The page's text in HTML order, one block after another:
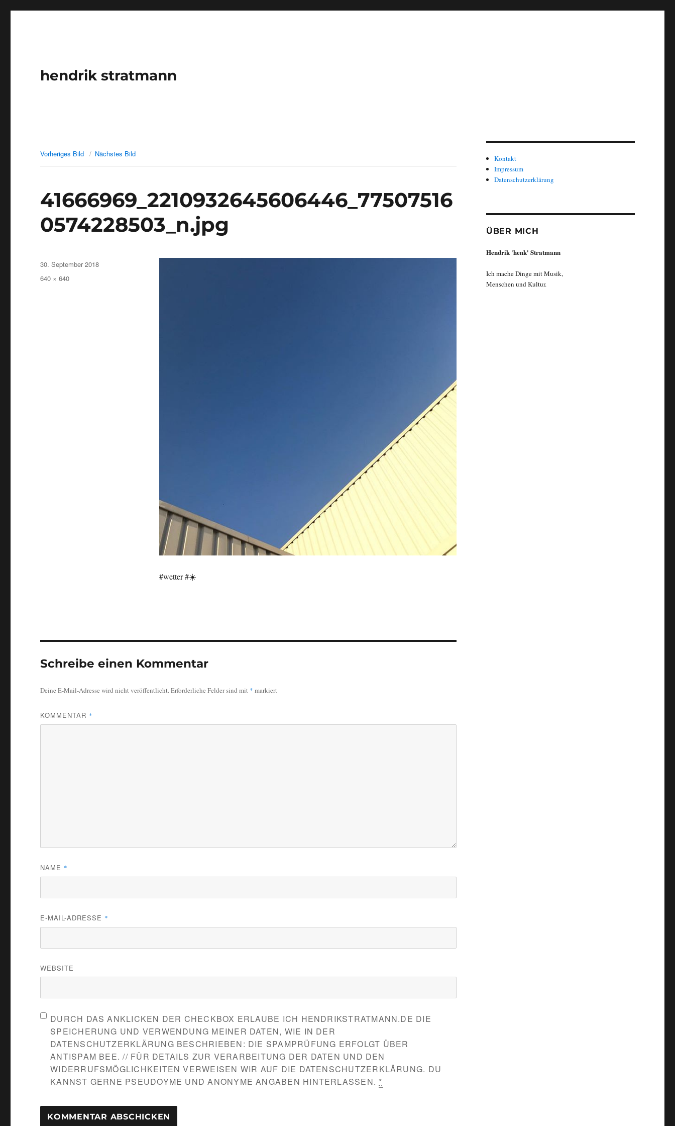
hendrik stratmann
Vorheriges Bild Nächstes Bild
41666969_2210932645606446_77507516
0574228503_n.jpg
#wetter #☀️
Veröffentlicht
am
30. September 2018
Originalgröße
640 × 640
Schreibe einen Kommentar
Deine E-Mail-Adresse wird nicht veröffentlicht.Erforderliche Felder sind mit * markiert
KOMMENTAR *
NAME *
E-MAIL-ADRESSE *
WEBSITE
DURCH DAS ANKLICKEN DER CHECKBOX ERLAUBE ICH HENDRIKSTRATMANN.DE DIE
SPEICHERUNG UND VERWENDUNG MEINER DATEN, WIE IN DER
DATENSCHUTZERKLÄRUNG BESCHRIEBEN: DIE SPAMPRÜFUNG ERFOLGT ÜBER
ANTISPAM BEE. // FÜR DETAILS ZUR VERARBEITUNG DER DATEN UND DEN
WIDERRUFSMÖGLICHKEITEN VERWEISEN WIR AUF DIE DATENSCHUTZERKLÄRUNG. DU
KANNST GERNE PSEUDOYME UND ANONYME ANGABEN HINTERLASSEN. *
Kontakt
Impressum
Datenschutzerklärung
ÜBER MICH
Hendrik 'henk' Stratmann
Ich mache Dinge mit Musik,
Menschen und Kultur.